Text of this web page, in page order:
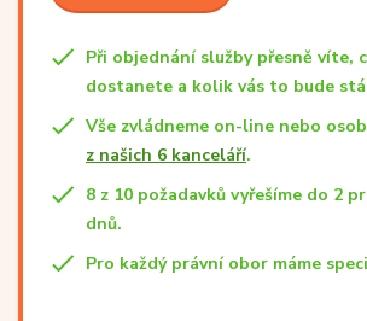
Při objednání služby přesně víte,
dostanete a kolik vás to bude
Vše zvládneme on-line nebo
z našich 6 kanceláří.
8 z 10 požadavků vyřešíme do 2
dnů.
Pro každý právní obor máme